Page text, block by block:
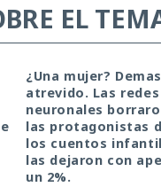
EL
¿Una mujer?
atrevido. Las redes
neuronales
las protagonistas
los cuentos
las dejaron con
un 2%.